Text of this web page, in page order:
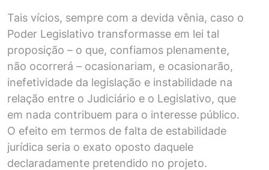
Tais vícios, sempre com a devida vênia, caso o
Poder Legislativo transformasse em lei tal
proposição – o que, confiamos plenamente,
não ocorrerá – ocasionariam, e ocasionarão,
inefetividade da legislação e instabilidade na
relação entre o Judiciário e o Legislativo, que
em nada contribuem para o interesse público.
O efeito em termos de falta de estabilidade
jurídica seria o exato oposto daquele
declaradamente pretendido no projeto.